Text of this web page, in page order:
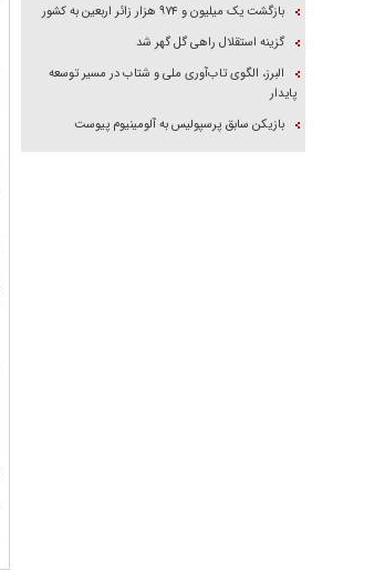
بازگشت یک میلیون و ۹۷۴ هزار زائر اربعین به کشور
گزینه استقلال راهی گل گهر شد
البرز، الگوی تاب‌آوری ملی و شتاب در مسیر توسعه
پایدار
بازیکن سابق پرسپولیس به آلومینیوم پیوست